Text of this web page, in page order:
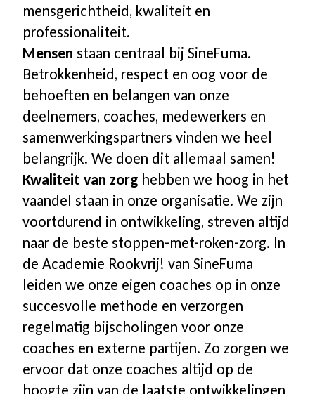
Startpakketten
Accessoires
Onderhoud & Service
Software & Firmware
🛒
Account
Winkelwagen
Afrekenen
mensgerichtheid, kwaliteit en
professionaliteit.
Mensen staan centraal bij SineFuma.
Betrokkenheid, respect en oog voor de
behoeften en belangen van onze
deelnemers, coaches, medewerkers en
samenwerkingspartners vinden we heel
belangrijk. We doen dit allemaal samen!
Kwaliteit van zorg hebben we hoog in het
vaandel staan in onze organisatie. We zijn
voortdurend in ontwikkeling, streven altijd
naar de beste stoppen-met-roken-zorg. In
de Academie Rookvrij! van SineFuma
leiden we onze eigen coaches op in onze
succesvolle methode en verzorgen
regelmatig bijscholingen voor onze
coaches en externe partijen. Zo zorgen we
ervoor dat onze coaches altijd op de
hoogte zijn van de laatste ontwikkelingen